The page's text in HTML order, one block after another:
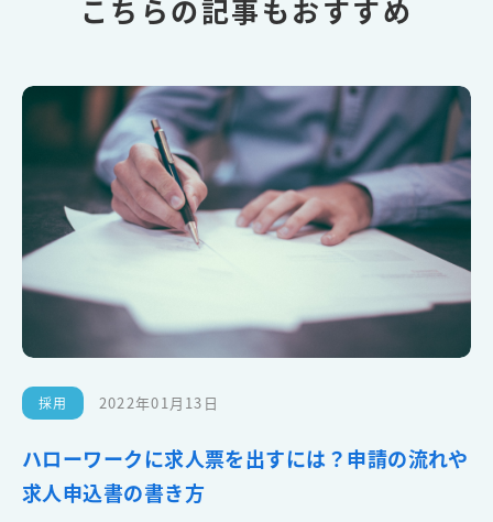
こちらの記事もおすすめ
採用 2022年01月13日
ハローワークに求人票を出すには？申請の流れや
求人申込書の書き方